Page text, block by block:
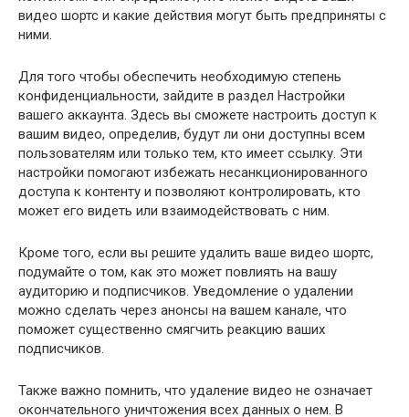
видео шортс и какие действия могут быть предприняты с
ними.
Для того чтобы обеспечить необходимую степень
конфиденциальности, зайдите в раздел Настройки
вашего аккаунта. Здесь вы сможете настроить доступ к
вашим видео, определив, будут ли они доступны всем
пользователям или только тем, кто имеет ссылку. Эти
настройки помогают избежать несанкционированного
доступа к контенту и позволяют контролировать, кто
может его видеть или взаимодействовать с ним.
Кроме того, если вы решите удалить ваше видео шортс,
подумайте о том, как это может повлиять на вашу
аудиторию и подписчиков. Уведомление о удалении
можно сделать через анонсы на вашем канале, что
поможет существенно смягчить реакцию ваших
подписчиков.
Также важно помнить, что удаление видео не означает
окончательного уничтожения всех данных о нем. В